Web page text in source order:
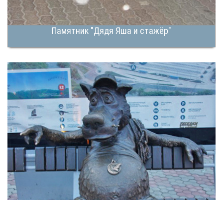
Памятник "Дядя Яша и стажёр"